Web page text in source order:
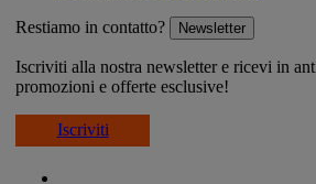
Restiamo in contatto? Newsletter
Iscriviti alla nostra newsletter e ricevi in
promozioni e offerte esclusive!
Iscriviti